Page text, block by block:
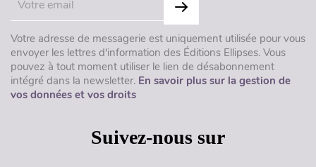
Votre adresse de messagerie est uniquement utilisée pour vous
envoyer les lettres d'information des Éditions Ellipses. Vous
pouvez à tout moment utiliser le lien de désabonnement
intégré dans la newsletter. En savoir plus sur la gestion de
vos données et vos droits
Suivez-nous sur